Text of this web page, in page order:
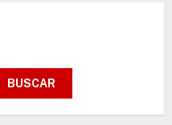
BUSCAR